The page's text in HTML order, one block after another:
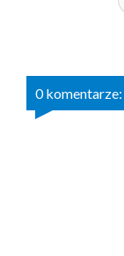
0 komentarze: